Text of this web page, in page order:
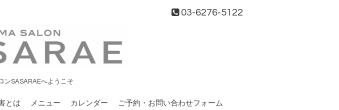
03-6276-5122
ンSASARAEへようこそ
とは メニュー カレンダー
ご予約・お問い合わせフォーム